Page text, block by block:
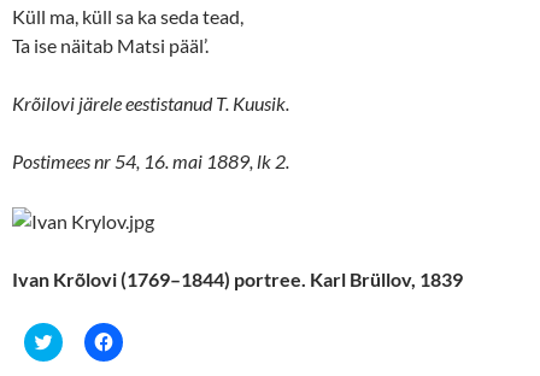
Küll ma, küll sa ka seda tead,
Ta ise näitab Matsi pääl’.
Krõilovi järele eestistanud T. Kuusik.
Postimees nr 54, 16. mai 1889, lk 2.
Ivan Krõlovi (1769–1844) portree. Karl Brüllov, 1839
C
l
C
l